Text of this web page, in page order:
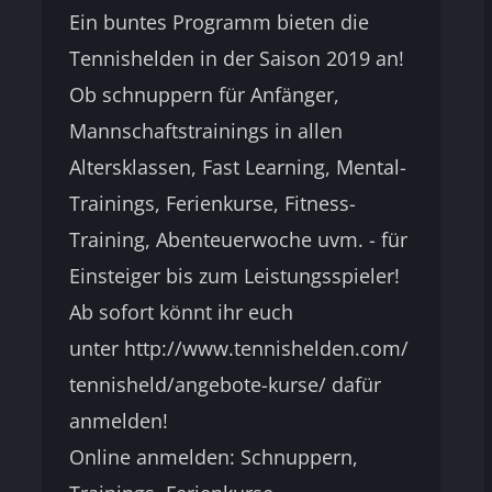
Ein buntes Programm bieten die
Tennishelden in der Saison 2019 an!
Ob schnuppern für Anfänger,
Mannschaftstrainings in allen
Altersklassen, Fast Learning, Mental-
Trainings, Ferienkurse, Fitness-
Training, Abenteuerwoche uvm. - für
Einsteiger bis zum Leistungsspieler!
Ab sofort könnt ihr euch
unter http://www.tennishelden.com/
tennisheld/angebote-kurse/ dafür
anmelden!
Online anmelden: Schnuppern,